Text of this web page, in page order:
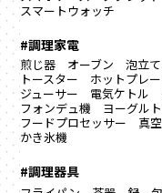
スマートウォッチ
#調理家電
煎じ器 オーブン 泡立
トースター
ホットプレ
ジューサー
電気ケトル
フォンデュ機
ヨーグル
フードプロセッサー
真
かき氷機
#調理器具